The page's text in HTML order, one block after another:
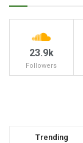
23.9k
Followers
Trending